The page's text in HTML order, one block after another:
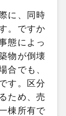
に、同時
。ですか
態によっ
物が倒壊
合でも、
す。区分
ため、売
棟所有で